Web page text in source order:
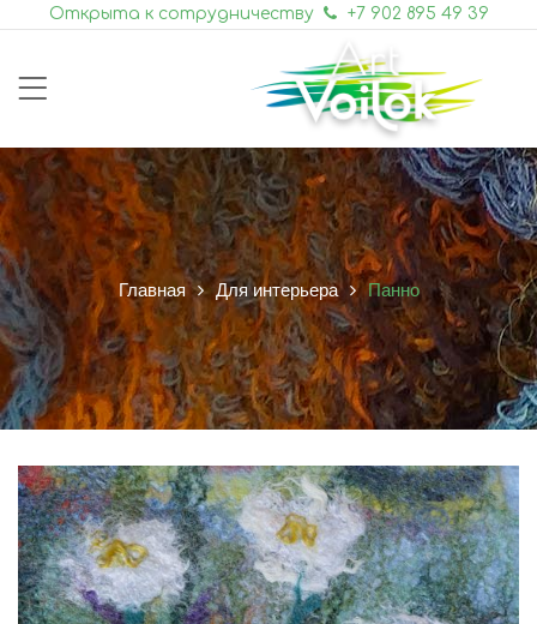
Открыта к сотрудничеству +7 902 895 49 39
Главная Для интерьера Панно